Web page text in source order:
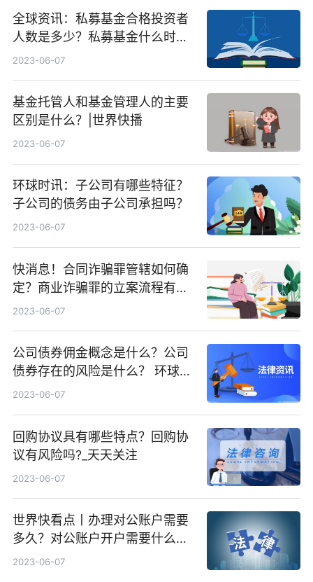
全球资讯：私募基金合格投资者
人数是多少？私募基金什么时候
备案？
2023-06-07
基金托管人和基金管理人的主要
区别是什么？|世界快播
2023-06-07
环球时讯：子公司有哪些特征？
子公司的债务由子公司承担吗？
2023-06-07
快消息！合同诈骗罪管辖如何确
定？商业诈骗罪的立案流程有哪
些？
2023-06-07
公司债券佣金概念是什么？公司
债券存在的风险是什么？ 环球热
闻
2023-06-07
回购协议具有哪些特点？回购协
议有风险吗?_天天关注
2023-06-07
世界快看点丨办理对公账户需要
多久？对公账户开户需要什么资
料？
2023-06-07